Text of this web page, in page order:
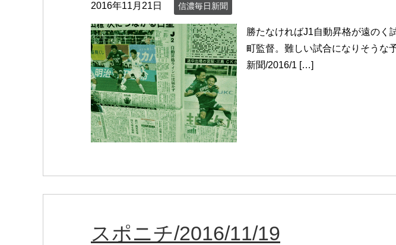
2016年11月21日 信濃毎日新聞
勝たなければJ1自動昇格が遠のく
町監督。難しい試合になりそうな
新聞/2016/1 […]
スポニチ/2016/11/19